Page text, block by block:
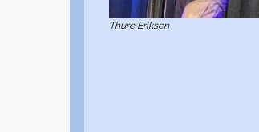
Thure Eriksen